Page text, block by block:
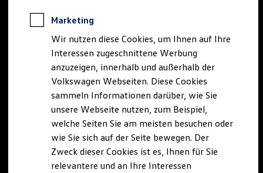
Software, Konnektivität & Apps
California App
VW Connect für Ihren ID. Buzz
VW Connect für Ihren Transporter/Caravelle
VW Connect für Ihren Amarok
VW Connect für andere Modelle
Connect Pro
Fleet Interface Data
Multistop Pathfinder
Übersicht Software Updates
Hilfreiches für Besitzer
Fahrerassistenz- und Sicherheitssysteme
Kontrollleuchten
Kurzfahrprofile und Ölverdünnung
Marketing
Wir nutzen diese Cookies, um Ihnen auf Ihre
Interessen zugeschnittene Werbung
anzuzeigen, innerhalb und außerhalb der
Volkswagen Webseiten. Diese Cookies
sammeln Informationen darüber, wie Sie
unsere Webseite nutzen, zum Beispiel,
welche Seiten Sie am meisten besuchen oder
wie Sie sich auf der Seite bewegen. Der
Zweck dieser Cookies ist es, Ihnen für Sie
relevantere und an Ihre Interessen